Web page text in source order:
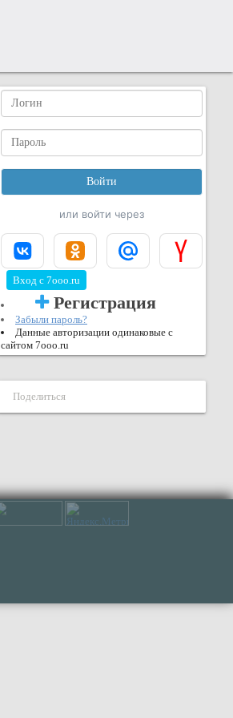
или войти через
Вход с 7ooo.ru
Регистрация
Забыли пароль?
Данные авторизации одинаковые с
сайтом 7ooo.ru
Поделиться